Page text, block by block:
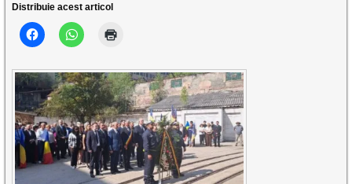
Distribuie acest articol